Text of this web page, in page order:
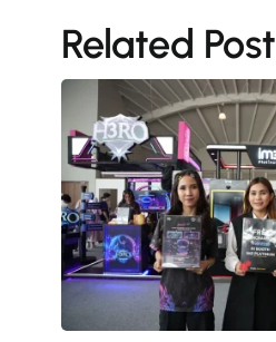
Related Post